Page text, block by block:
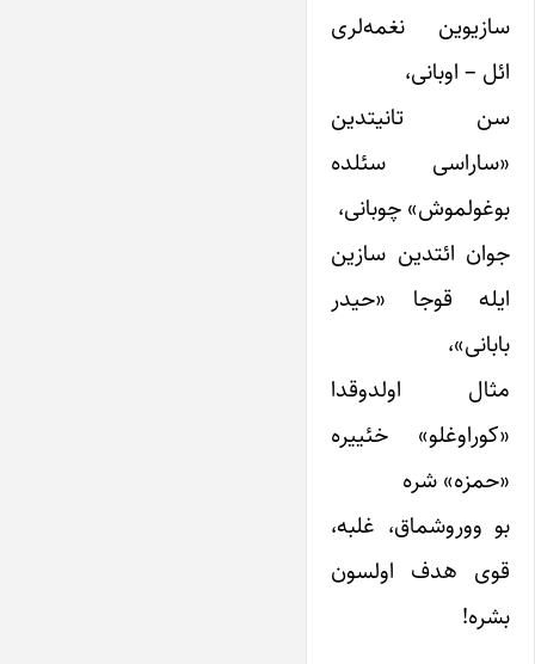
سازیوین نغمه‌لری
ائل – اوبانی،
سن تانیتدین
«ساراسی سئلده
بوغولموش» چوبانی،
جوان ائتدین سازین
ایله قوجا «حیدر
بابانی»،
مثال اولدوقدا
«کوراوغلو» خئییره
«حمزه» شره
بو ووروشماق، غلبه،
قوی هدف اولسون
بشره!